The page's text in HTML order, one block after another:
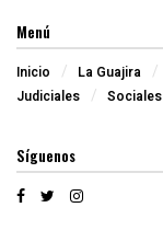
Menú
Inicio La Guajira
Judiciales
Sociales
Síguenos